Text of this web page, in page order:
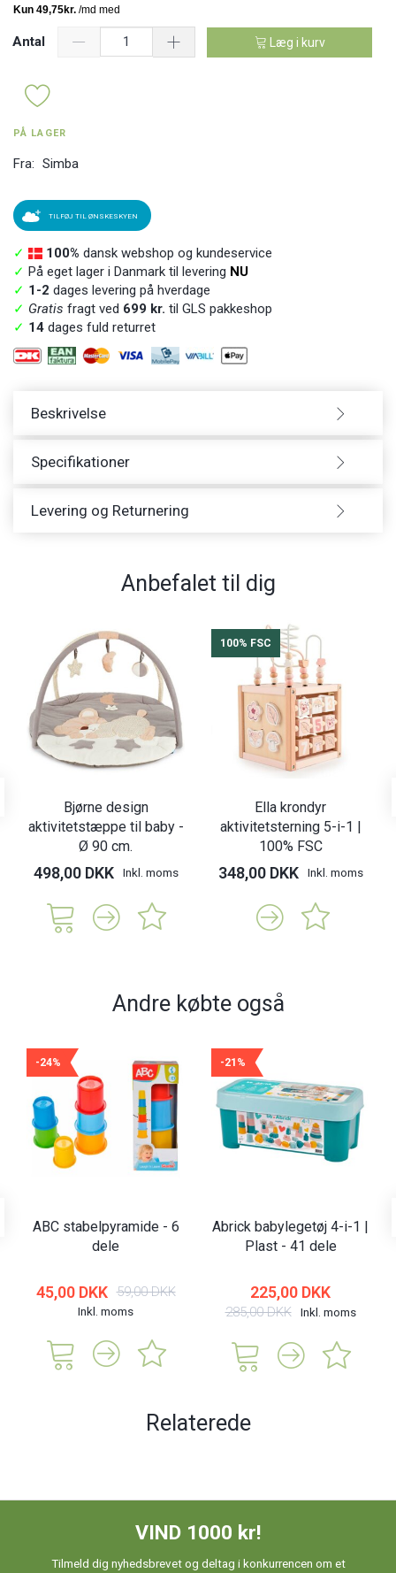
Antal Læg i kurv
PÅ LAGER
Fra: Simba
TILFØJ TIL ØNSKESKYEN
✓ 100% dansk webshop og kundeservice
✓ På eget lager i Danmark til levering NU
✓ 1-2 dages levering på hverdage
✓ Gratis fragt ved 699 kr. til GLS pakkeshop
✓ 14 dages fuld returret
Beskrivelse
Specifikationer
Levering og Returnering
Anbefalet til dig
Bjørne design
aktivitetstæppe til baby -
Ø 90 cm.
498,00 DKK Inkl. moms
100% FSC
Ella krondyr
aktivitetsterning 5-i-1 |
100% FSC
348,00 DKK Inkl. moms
Andre købte også
-24%
ABC stabelpyramide - 6
dele
45,00 DKK 59,00 DKK
Inkl. moms
-21%
Abrick babylegetøj 4-i-1 |
Plast - 41 dele
225,00 DKK
285,00 DKK Inkl. moms
Relaterede
VIND 1000 kr!
Tilmeld dig nyhedsbrevet og deltag i konkurrencen om et